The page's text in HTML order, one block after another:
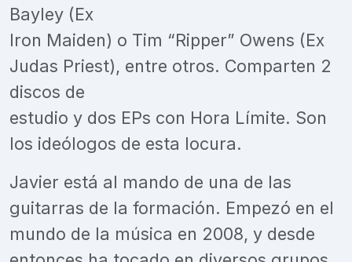
Bayley (Ex
Iron Maiden) o Tim “Ripper” Owens (Ex
Judas Priest), entre otros. Comparten 2
discos de
estudio y dos EPs con Hora Límite. Son
los ideólogos de esta locura.
Javier está al mando de una de las
guitarras de la formación. Empezó en el
mundo de la música en 2008, y desde